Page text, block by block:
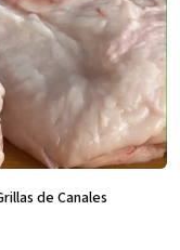
de Canales